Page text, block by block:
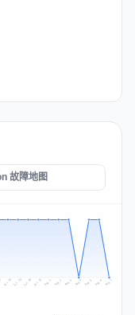
故障地图
Jul 28 Jul 29 Jul 30 Jul 31 Aug 1 Aug 2 Aug 3 Aug 4 Aug 5 Aug 6 Aug 7